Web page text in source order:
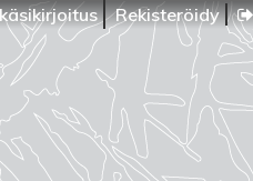
Rekisteröidy